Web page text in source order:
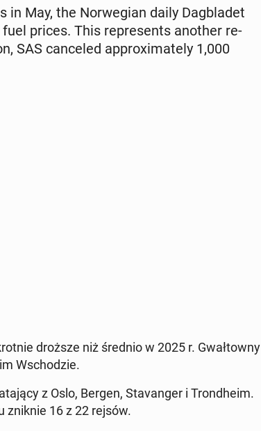
in May, the Nor­we­gian daily Dag­bladet
prices. This rep­re­sents another re­
SAS can­celed ap­prox­i­mate­ly 1,000
droższe niż średnio w 2025 r. Gwał­towny
Wschodzie.
z Oslo, Bergen, Sta­vanger i Trond­heim.
zniknie 16 z 22 rejsów.